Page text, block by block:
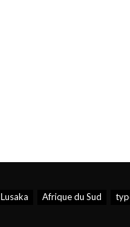
Lusaka Afrique du Sud